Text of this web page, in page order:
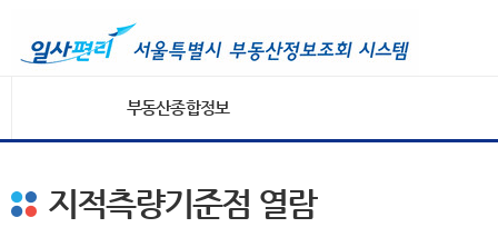
부동산종합정보
지적측량기준점 열람